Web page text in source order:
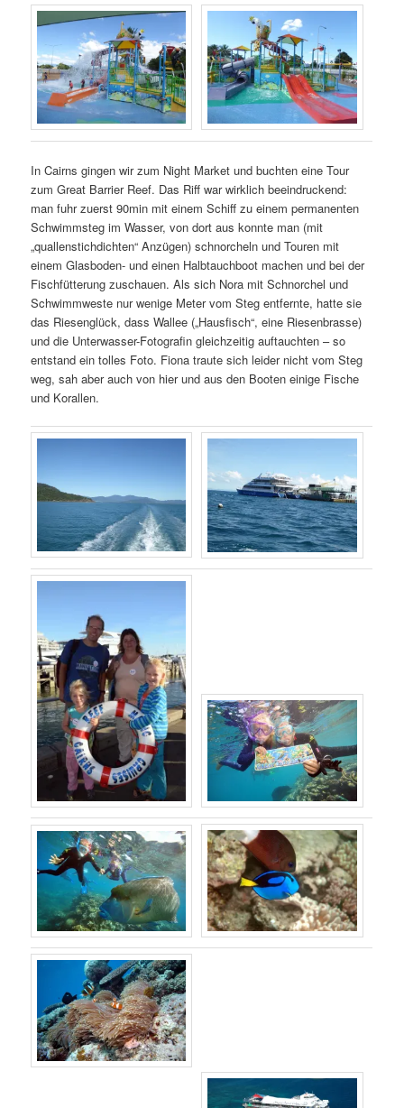
In Cairns gingen wir zum Night Market und buchten eine Tour
zum Great Barrier Reef. Das Riff war wirklich beeindruckend:
man fuhr zuerst 90min mit einem Schiff zu einem permanenten
Schwimmsteg im Wasser, von dort aus konnte man (mit
„quallenstichdichten“ Anzügen) schnorcheln und Touren mit
einem Glasboden- und einen Halbtauchboot machen und bei der
Fischfütterung zuschauen. Als sich Nora mit Schnorchel und
Schwimmweste nur wenige Meter vom Steg entfernte, hatte sie
das Riesenglück, dass Wallee („Hausfisch“, eine Riesenbrasse)
und die Unterwasser-Fotografin gleichzeitig auftauchten – so
entstand ein tolles Foto. Fiona traute sich leider nicht vom Steg
weg, sah aber auch von hier und aus den Booten einige Fische
und Korallen.